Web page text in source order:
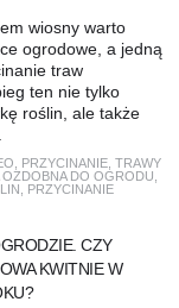
wiosny warto
ogrodowe, a jedną
traw
ten nie tylko
roślin, ale także
PRZYCINANIE, TRAWY
OZDOBNA DO OGRODU
PRZYCINANIE
CZY
KWITNIE W